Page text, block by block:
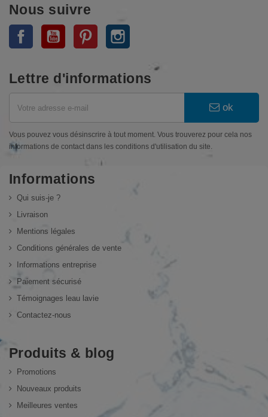
Nous suivre
Facebook YouTube Pinterest
Lettre d'informations
ok
Vous pouvez vous désinscrire à tout moment. Vous trouverez pour cela nos
informations de contact dans les conditions d'utilisation du site.
Informations
Qui suis-je ?
Livraison
Mentions légales
Conditions générales de vente
Informations entreprise
Paiement sécurisé
Témoignages leau lavie
Contactez-nous
Produits & blog
Promotions
Nouveaux produits
Meilleures ventes